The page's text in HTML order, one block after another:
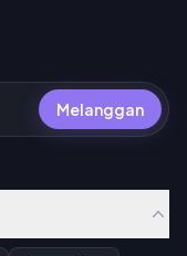
Melanggan